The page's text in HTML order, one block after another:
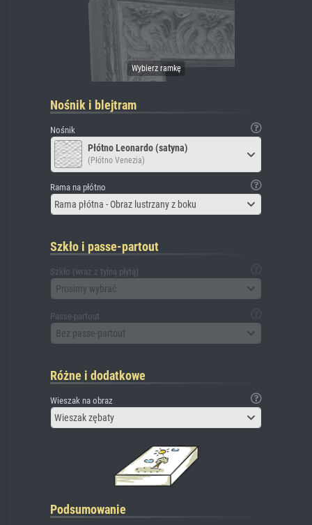
Nośnik i blejtram
Nośnik
Płótno Leonardo (satyna)
(Płótno Venezia)
Rama na płótno
Rama płótna - Obraz lustrzany z boku
Szkło i passe-partout
Szkło (wraz z tylną płytą)
Prosimy wybrać
Passe-partout
Bez passe-partout
Różne i dodatkowe
Wieszak na obraz
Wieszak zębaty
Podsumowanie